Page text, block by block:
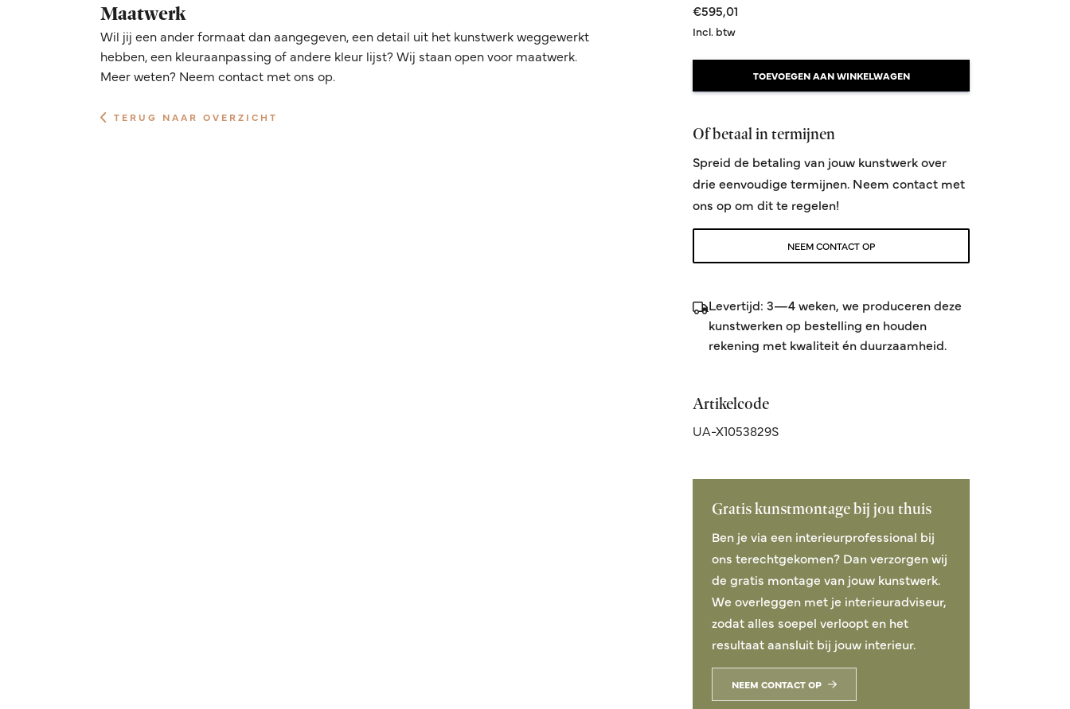
Maatwerk
Wil jij een ander formaat dan aangegeven, een detail uit het kunstwerk weggewerkt
hebben, een kleuraanpassing of andere kleur lijst? Wij staan open voor maatwerk.
Meer weten? Neem contact met ons op.
TERUG NAAR OVERZICHT
€595,01
Incl. btw
TOEVOEGEN AAN WINKELWAGEN
Of betaal in termijnen
Spreid de betaling van jouw kunstwerk over
drie eenvoudige termijnen. Neem contact met
ons op om dit te regelen!
NEEM CONTACT OP
Levertijd: 3—4 weken, we produceren deze
kunstwerken op bestelling en houden
rekening met kwaliteit én duurzaamheid.
Artikelcode
UA-X1053829S
Gratis kunstmontage bij jou thuis
Ben je via een interieurprofessional bij
ons terechtgekomen? Dan verzorgen wij
de gratis montage van jouw kunstwerk.
We overleggen met je interieuradviseur,
zodat alles soepel verloopt en het
resultaat aansluit bij jouw interieur.
NEEM CONTACT OP